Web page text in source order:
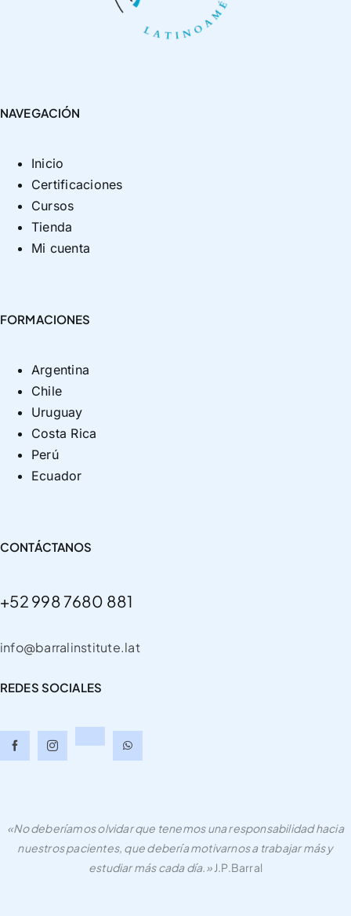
NAVEGACIÓN
Inicio
Certificaciones
Cursos
Tienda
Mi cuenta
FORMACIONES
Argentina
Chile
Uruguay
Costa Rica
Perú
Ecuador
CONTÁCTANOS
+52 998 7680 881
info@barralinstitute.lat
REDES SOCIALES
«No deberíamos olvidar que tenemos una responsabilidad hacia
nuestros pacientes, que debería motivarnos a trabajar más y
estudiar más cada día.»J.P.Barral